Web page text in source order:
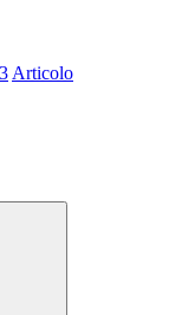
Articolo